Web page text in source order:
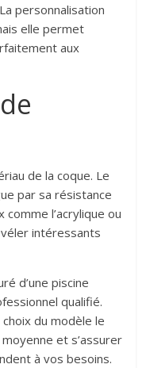
personnalisation
elle permet
aux
de la coque. Le
par sa résistance
l’acrylique ou
intéressants
d’une piscine
qualifié.
du modèle le
et s’assurer
à vos besoins.